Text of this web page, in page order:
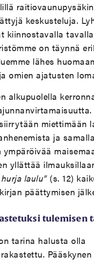
raitiovaunupysäkin
keskusteluja.
kiinnostavalla
on täynnä
lähes
omien ajatusten
alkupuolella
miettimään
ja samalla
ympäröivää
yllättää
laulu”(s. 12)
päättymisen
tulemisen
tarina halusta olla